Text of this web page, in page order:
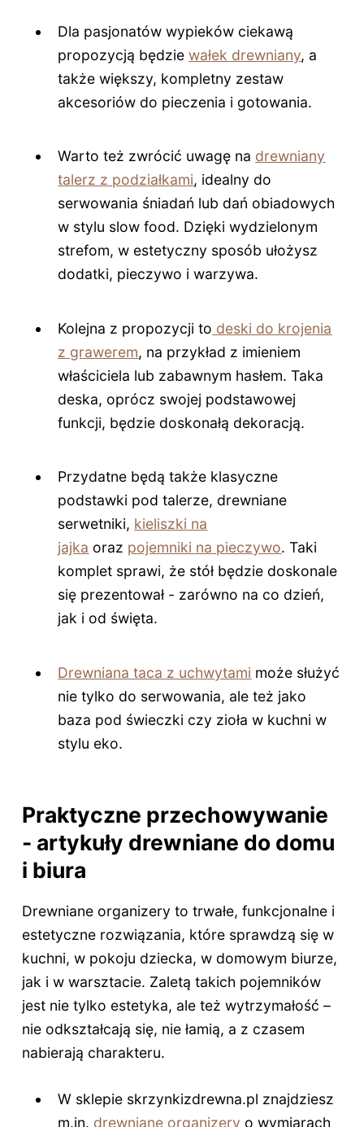
Dla pasjonatów wypieków ciekawą
propozycją będziewałek drewniany, a
także większy, kompletny zestaw
akcesoriów do pieczenia i gotowania.
Warto też zwrócić uwagę na drewniany
talerz z podziałkami, idealny do
serwowania śniadań lub dań obiadowych
w stylu slow food. Dzięki wydzielonym
strefom, w estetyczny sposób ułożysz
dodatki, pieczywo i warzywa.
Kolejna z propozycji to deski do krojenia
z grawerem, na przykład z imieniem
właściciela lub zabawnym hasłem. Taka
deska, oprócz swojej podstawowej
funkcji, będzie doskonałą dekoracją.
Przydatne będą także klasyczne
podstawki pod talerze, drewniane
serwetniki, kieliszki na
jajka oraz pojemniki na pieczywo. Taki
komplet sprawi, że stół będzie doskonale
się prezentował - zarówno na co dzień,
jak i od święta.
Drewniana taca z uchwytami może służyć
nie tylko do serwowania, ale też jako
baza pod świeczki czy zioła w kuchni w
stylu eko.
Praktyczne przechowywanie
- artykuły drewniane do domu
i biura
Drewniane organizery to trwałe, funkcjonalne i
estetyczne rozwiązania, które sprawdzą się w
kuchni, w pokoju dziecka, w domowym biurze,
jak i w warsztacie. Zaletą takich pojemników
jest nie tylko estetyka, ale też wytrzymałość –
nie odkształcają się, nie łamią, a z czasem
nabierają charakteru.
W sklepie skrzynkizdrewna.pl znajdziesz
m.in. drewniane organizery o wymiarach